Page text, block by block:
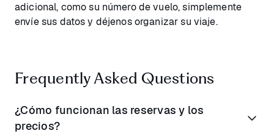
adicional, como su número de vuelo, simplemente
envíe sus datos y déjenos organizar su viaje.
Frequently Asked Questions
¿Cómo funcionan las reservas y los
precios?